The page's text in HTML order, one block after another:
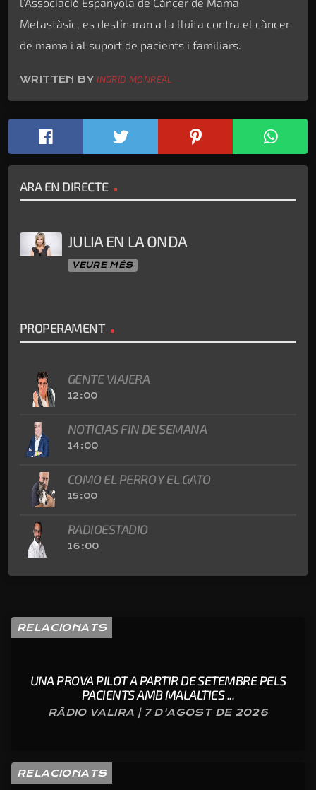
Metastàsic, es destinaran a la lluita contra el càncer
de mama i al suport de pacients i familiars.
WRITTEN BYINGRID MONREAL
ARA EN DIRECTE
JULIA EN LA ONDA
VEURE MÉS
PROPERAMENT
GENTE VIAJERA
12:00
NOTICIAS FIN DE SEMANA
14:00
COMO EL PERRO Y EL GATO
15:00
RADIOESTADIO
16:00
RELACIONATS
UNA PROVA PILOT A PARTIR DE SETEMBRE PELS
PACIENTS AMB MALALTIES ...
RÀDIO VALIRA | 7 D'AGOST DE 2026
RELACIONATS